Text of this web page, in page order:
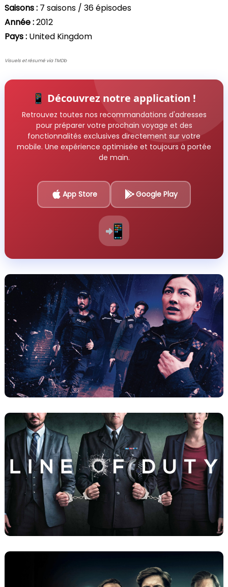
Saisons : 7 saisons / 36 épisodes
Année :2012
Pays : United Kingdom
Visuels et résumé via TMDb
📱 Découvrez notre application !
Retrouvez toutes nos recommandations d'adresses
pour préparer votre prochain voyage et des
fonctionnalités exclusives directement sur votre
mobile. Une expérience optimisée et toujours à portée
de main.
App Store Google Play
📲